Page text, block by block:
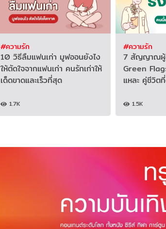
#ความรัก
10 วิธีลืมแฟนเก่า มูฟออนยังไง
ให้ตัดใจจากแฟนเก่า คนรักเก่าให้
เด็ดขาดและเร็วที่สุด
1.7K
#ความรัก
7 สัญญาณผู้
Green
แหละ คู่ชีวิต
1.5K